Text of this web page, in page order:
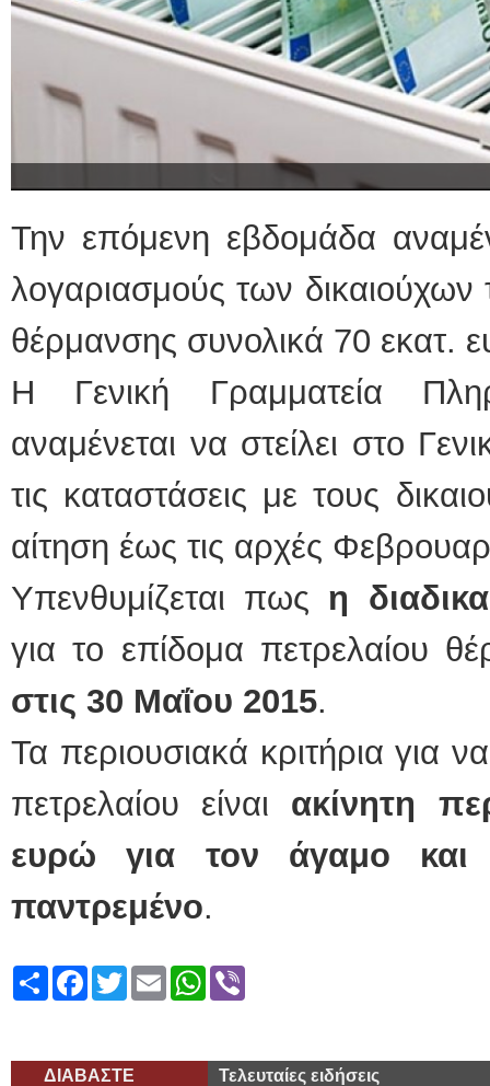
Την επόμενη εβδομάδα
λογαριασμούς των δικαιούχων
θέρμανσης συνολικά 70 εκατ.
Η Γενική Γραμματεία
αναμένεται να στείλει στο
τις καταστάσεις με τους
αίτηση έως τις αρχές
Υπενθυμίζεται πως η
για το επίδομα πετρελαίου
στις 30 Μαΐου 2015.
Τα περιουσιακά κριτήρια για
πετρελαίου είναι ακίνητη
ευρώ για τον άγαμο και
παντρεμένο.
ShareFacebook
TwitterEmailWhatsApp
ΔΙΑΒΑΣΤΕ Τελευταίες ειδήσεις